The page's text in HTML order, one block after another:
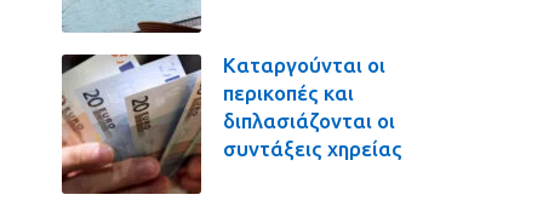
Καταργούνται οι
περικοπές και
διπλασιάζονται οι
συντάξεις χηρείας